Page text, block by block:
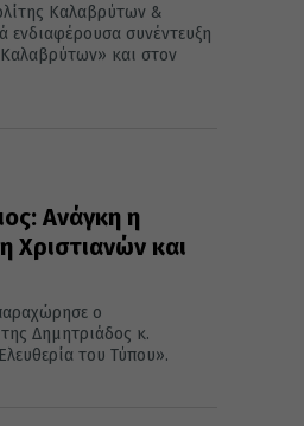
Καλαβρύτων &
ενδιαφέρουσα συνέντευξη
και στον
Ανάγκη η
Χριστιανών και
ο
Δημητριάδος κ.
του Τύπου».